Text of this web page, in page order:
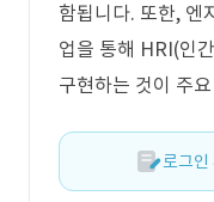
함됩니다. 또한, 엔
업을 통해 HRI(인
구현하는 것이 주
로그인